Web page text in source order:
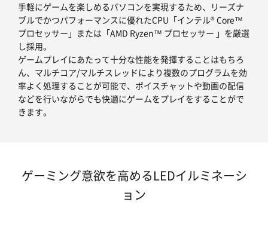
手軽にゲームを楽しめるパソコンを実現するため、リーズナ
ブルでかつパフォーマンスに優れたCPU「インテル® Core™
プロセッサー」または「AMD Ryzen™ プロセッサー 」を厳選
し採用。
ゲームプレイにあたって十分な性能を発揮することはもちろ
ん、マルチコア/マルチスレッドにより複数のプログラムを効
率よく処理することが可能で、ボイスチャットや動画の配信
などを行いながらでも快適にゲームをプレイをすることがで
きます。
ゲーミング意欲を高めるLEDイルミネーシ
ョン